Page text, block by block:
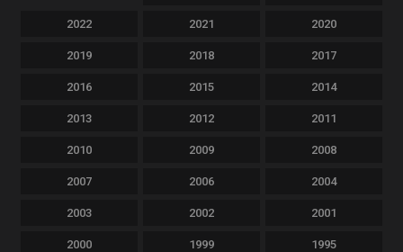
2022 2021 2020
2019 2018 2017
2016 2015 2014
2013 2012 2011
2010 2009 2008
2007 2006 2004
2003 2002 2001
2000 1999 1995